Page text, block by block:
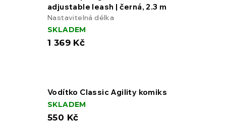
adjustable leash | černá, 2.3 m
Nastavitelná délka
SKLADEM
1 369 Kč
Vodítko Classic Agility komiks
SKLADEM
550 Kč